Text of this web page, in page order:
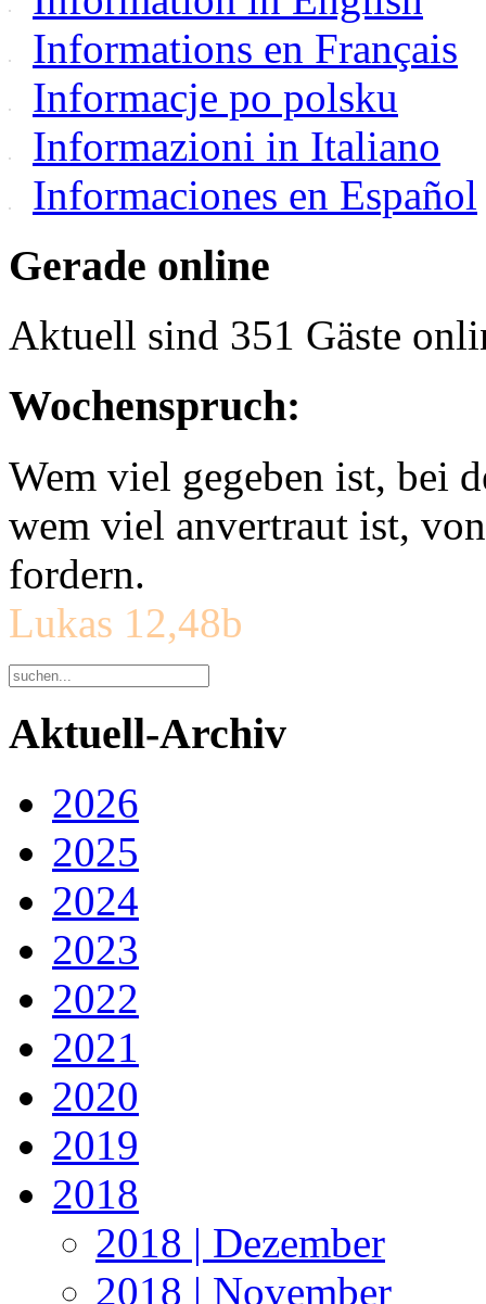
Informations en Français
Informacje po polsku
Informazioni in Italiano
Informaciones en Español
Gerade online
Aktuell sind 351 Gäste
Wochenspruch:
Wem viel gegeben ist, bei
wem viel anvertraut ist,
fordern.
Lukas 12,48b
Aktuell-Archiv
2026
2025
2024
2023
2022
2021
2020
2019
2018
2018 | Dezember
2018 | November